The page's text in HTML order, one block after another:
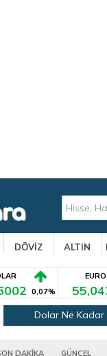
DÖVİZ ALTIN
0,07%
EURO
Dolar Ne Kadar
DAKİKA GÜNCEL